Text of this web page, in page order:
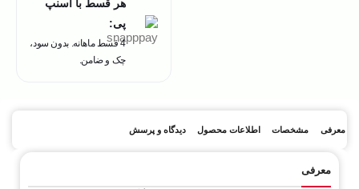
هر قسط با اسنپ
پی:
4 قسط ماهانه. بدون سود،
چک و ضامن.
معرفی مشخصات اطلاعات محصول دیدگاه و پرسش
معرفی